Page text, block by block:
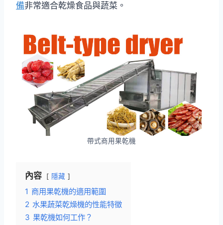
備非常適合乾燥食品與蔬菜。
帶式商用果乾機
內容 隱藏
1 商用果乾機的適用範圍
2 水果蔬菜乾燥機的性能特徵
3 果乾機如何工作？